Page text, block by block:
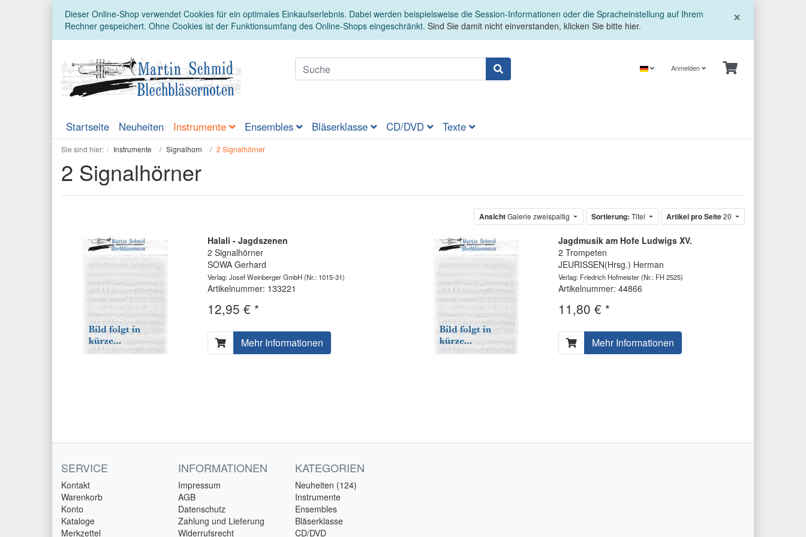
×
Dieser Online-Shop verwendet Cookies für ein optimales Einkaufserlebnis. Dabei werden beispielsweise die Session-Informationen oder die Spracheinstellung auf Ihrem
Rechner gespeichert. Ohne Cookies ist der Funktionsumfang des Online-Shops eingeschränkt. Sind Sie damit nicht einverstanden, klicken Sie bitte hier.
Anmelden
Startseite Neuheiten Instrumente Ensembles Bläserklasse CD/DVD Texte
Sie sind hier: Instrumente Signalhorn 2 Signalhörner
2 Signalhörner
AnsichtGalerie zweispaltig Sortierung: Titel Artikel pro Seite20
Halali - Jagdszenen
2 Signalhörner
SOWA Gerhard
Verlag: Josef Weinberger GmbH(Nr.: 1015-31)
Artikelnummer: 133221
12,95 € *
Mehr Informationen
Jagdmusik am Hofe Ludwigs XV.
2 Trompeten
JEURISSEN(Hrsg.) Herman
Verlag: Friedrich Hofmeister(Nr.: FH 2525)
Artikelnummer: 44866
11,80 € *
Mehr Informationen
SERVICE
Kontakt
Warenkorb
Konto
Kataloge
Merkzettel
INFORMATIONEN
Impressum
AGB
Datenschutz
Zahlung und Lieferung
Widerrufsrecht
KATEGORIEN
Neuheiten (124)
Instrumente
Ensembles
Bläserklasse
CD/DVD